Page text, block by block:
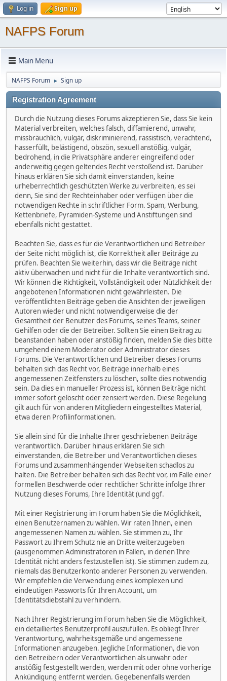
Log in Sign up
NAFPS Forum
Main Menu
NAFPS Forum ► Sign up
Registration Agreement
Durch die Nutzung dieses Forums akzeptieren Sie, dass Sie kein
Material verbreiten, welches falsch, diffamierend, unwahr,
missbräuchlich, vulgär, diskriminierend, rassistisch, verachtend,
hasserfüllt, belästigend, obszön, sexuell anstößig, vulgär,
bedrohend, in die Privatsphäre anderer eingreifend oder
anderweitig gegen geltendes Recht verstoßend ist. Darüber
hinaus erklären Sie sich damit einverstanden, keine
urheberrechtlich geschützten Werke zu verbreiten, es sei
denn, Sie sind der Rechteinhaber oder verfügen über die
notwendigen Rechte in schriftlicher Form. Spam, Werbung,
Kettenbriefe, Pyramiden-Systeme und Anstiftungen sind
ebenfalls nicht gestattet.
Beachten Sie, dass es für die Verantwortlichen und Betreiber
der Seite nicht möglich ist, die Korrektheit aller Beiträge zu
prüfen. Beachten Sie weiterhin, dass wir die Beiträge nicht
aktiv überwachen und nicht für die Inhalte verantwortlich sind.
Wir können die Richtigkeit, Vollständigkeit oder Nützlichkeit der
angebotenen Informationen nicht gewährleisten. Die
veröffentlichten Beiträge geben die Ansichten der jeweiligen
Autoren wieder und nicht notwendigerweise die der
Gesamtheit der Benutzer des Forums, seines Teams, seiner
Gehilfen oder die der Betreiber. Sollten Sie einen Beitrag zu
beanstanden haben oder anstößig finden, melden Sie dies bitte
umgehend einem Moderator oder Administrator dieses
Forums. Die Verantwortlichen und Betreiber dieses Forums
behalten sich das Recht vor, Beiträge innerhalb eines
angemessenen Zeitfensters zu löschen, sollte dies notwendig
sein. Da dies ein manueller Prozess ist, können Beiträge nicht
immer sofort gelöscht oder zensiert werden. Diese Regelung
gilt auch für von anderen Mitgliedern eingestelltes Material,
etwa deren Profilinformationen.
Sie allein sind für die Inhalte Ihrer geschriebenen Beiträge
verantwortlich. Darüber hinaus erklären Sie sich
einverstanden, die Betreiber und Verantwortlichen dieses
Forums und zusammenhängender Webseiten schadlos zu
halten. Die Betreiber behalten sich das Recht vor, im Falle einer
formellen Beschwerde oder rechtlicher Schritte infolge Ihrer
Nutzung dieses Forums, Ihre Identität (und ggf.
Mit einer Registrierung im Forum haben Sie die Möglichkeit,
einen Benutzernamen zu wählen. Wir raten Ihnen, einen
angemessenen Namen zu wählen. Sie stimmen zu, Ihr
Passwort zu Ihrem Schutz nie an Dritte weiterzugeben
(ausgenommen Administratoren in Fällen, in denen Ihre
Identität nicht anders festzustellen ist). Sie stimmen zudem zu,
niemals das Benutzerkonto anderer Personen zu verwenden.
Wir empfehlen die Verwendung eines komplexen und
eindeutigen Passworts für Ihren Account, um
Identitätsdiebstahl zu verhindern.
Nach Ihrer Registrierung im Forum haben Sie die Möglichkeit,
ein detailliertes Benutzerprofil auszufüllen. Es obliegt Ihrer
Verantwortung, wahrheitsgemäße und angemessene
Informationen anzugeben. Jegliche Informationen, die von
den Betreibern oder Verantwortlichen als unwahr oder
anstößig festgestellt werden, werden mit oder ohne vorherige
Ankündigung entfernt werden. Gegebenenfalls werden